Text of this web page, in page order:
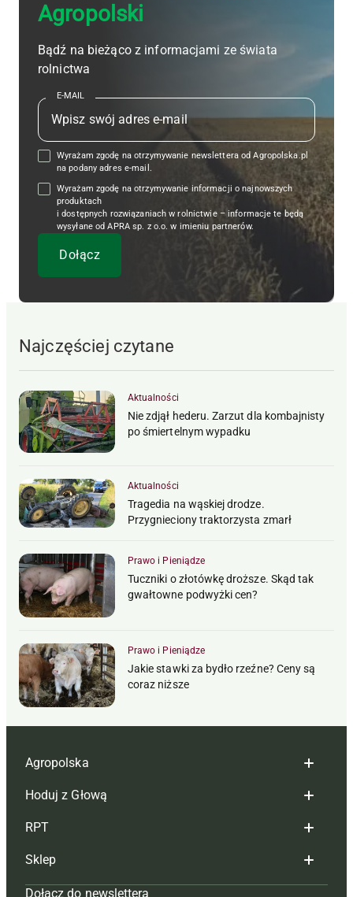
Agropolski
Bądź na bieżąco z informacjami ze świata
rolnictwa
E-MAIL
Wyrażam zgodę na otrzymywanie newslettera od Agropolska.pl
na podany adres e-mail.
Wyrażam zgodę na otrzymywanie informacji o najnowszych
produktach
i dostępnych rozwiązaniach w rolnictwie – informacje te będą
wysyłane od APRA sp. z o.o. w imieniu partnerów.
Najczęściej czytane
Aktualności
Nie zdjął hederu. Zarzut dla kombajnisty
po śmiertelnym wypadku
Aktualności
Tragedia na wąskiej drodze.
Przygnieciony traktorzysta zmarł
Prawo i Pieniądze
Tuczniki o złotówkę droższe. Skąd tak
gwałtowne podwyżki cen?
Prawo i Pieniądze
Jakie stawki za bydło rzeźne? Ceny są
coraz niższe
Agropolska
Redakcja
Reklama
Tagi
Hoduj z Głową
Hoduj z głową bydło
Hoduj z głową świnie
RPT
Redakcja
Sklep
Dołącz do newslettera